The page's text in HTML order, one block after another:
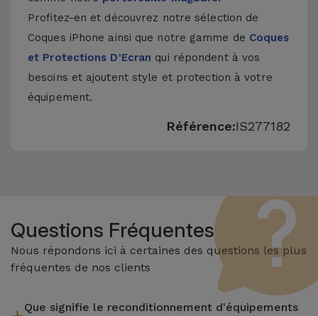
Profitez-en et découvrez notre sélection de
Coques iPhone ainsi que notre gamme de Coques
et Protections D'Ecran qui répondent à vos
besoins et ajoutent style et protection à votre
équipement.
Référence:IS277182
Questions Fréquentes
Nous répondons ici à certaines des questions les plus
fréquentes de nos clients
Que signifie le reconditionnement d'équipements